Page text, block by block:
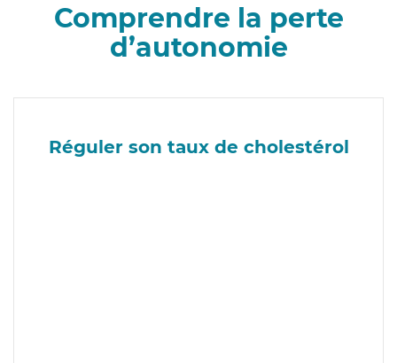
Comprendre la perte
d’autonomie
Réguler son taux de cholestérol